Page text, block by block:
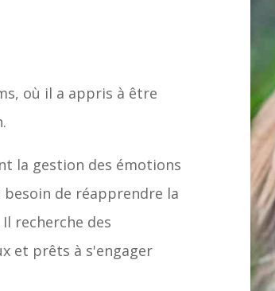
où il a appris à être
la gestion des émotions
de réapprendre la
recherche des
et prêts à s'engager